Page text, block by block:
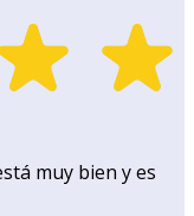
muy bien y es